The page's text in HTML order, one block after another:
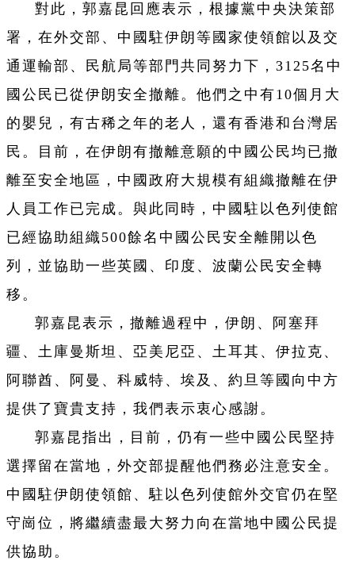
對此，郭嘉昆回應表示，根據黨中央決策部
署，在外交部、中國駐伊朗等國家使領館以及交
通運輸部、民航局等部門共同努力下，3125名中
國公民已從伊朗安全撤離。他們之中有10個月大
的嬰兒，有古稀之年的老人，還有香港和台灣居
民。目前，在伊朗有撤離意願的中國公民均已撤
離至安全地區，中國政府大規模有組織撤離在伊
人員工作已完成。 與此同時，中國駐以色列使館
已經協助組織500餘名中國公民安全離開以色
列，並協助一些英國、印度、波蘭公民安全轉
移。
郭嘉昆表示，撤離過程中，伊朗、阿塞拜
疆、土庫曼斯坦、亞美尼亞、土耳其、伊拉克、
阿聯酋、阿曼、科威特、埃及、約旦等國向中方
提供了寶貴支持，我們表示衷心感謝。
郭嘉昆指出，目前，仍有一些中國公民堅持
選擇留在當地，外交部提醒他們務必注意安全。
中國駐伊朗使領館、駐以色列使館外交官仍在堅
守崗位，將繼續盡最大努力向在當地中國公民提
供協助。